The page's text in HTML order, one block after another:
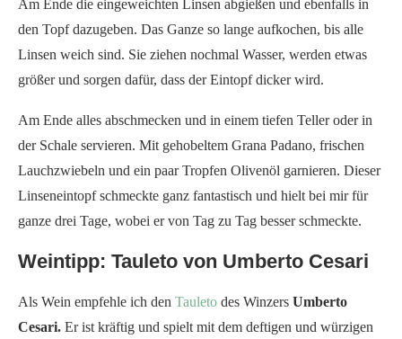
Am Ende die eingeweichten Linsen abgießen und ebenfalls in
den Topf dazugeben. Das Ganze so lange aufkochen, bis alle
Linsen weich sind. Sie ziehen nochmal Wasser, werden etwas
größer und sorgen dafür, dass der Eintopf dicker wird.
Am Ende alles abschmecken und in einem tiefen Teller oder in
der Schale servieren. Mit gehobeltem Grana Padano, frischen
Lauchzwiebeln und ein paar Tropfen Olivenöl garnieren. Dieser
Linseneintopf schmeckte ganz fantastisch und hielt bei mir für
ganze drei Tage, wobei er von Tag zu Tag besser schmeckte.
Weintipp: Tauleto von Umberto Cesari
Als Wein empfehle ich den Tauleto des Winzers Umberto
Cesari. Er ist kräftig und spielt mit dem deftigen und würzigen